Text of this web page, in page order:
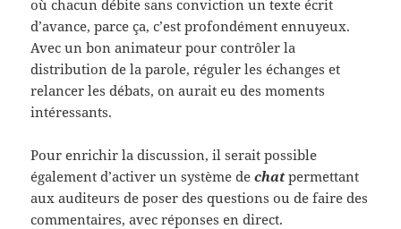
où chacun débite sans conviction un texte écrit
d’avance, parce ça, c’est profondément ennuyeux.
Avec un bon animateur pour contrôler la
distribution de la parole, réguler les échanges et
relancer les débats, on aurait eu des moments
intéressants.
Pour enrichir la discussion, il serait possible
également d’activer un système dechatpermettant
aux auditeurs de poser des questions ou de faire des
commentaires, avec réponses en direct.